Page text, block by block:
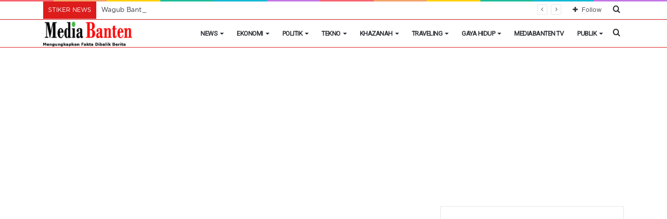
STIKER NEWS Wagub Banten Dorong Desa Manfaatkan Lahan Tidur Untuk Perkuat Kemandirian Pangan Cari
Follow
NEWS EKONOMI POLITIK TEKNO KHAZANAH TRAVELING GAYA HIDUP MEDIABANTEN TV PUBLIK Cari